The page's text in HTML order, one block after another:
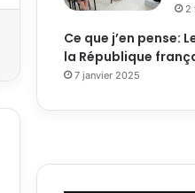
2
Ce que j’en pense:
la République
7 janvier 2025